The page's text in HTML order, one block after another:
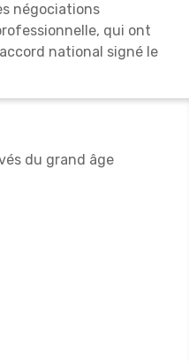
négociations
qui ont
national signé le